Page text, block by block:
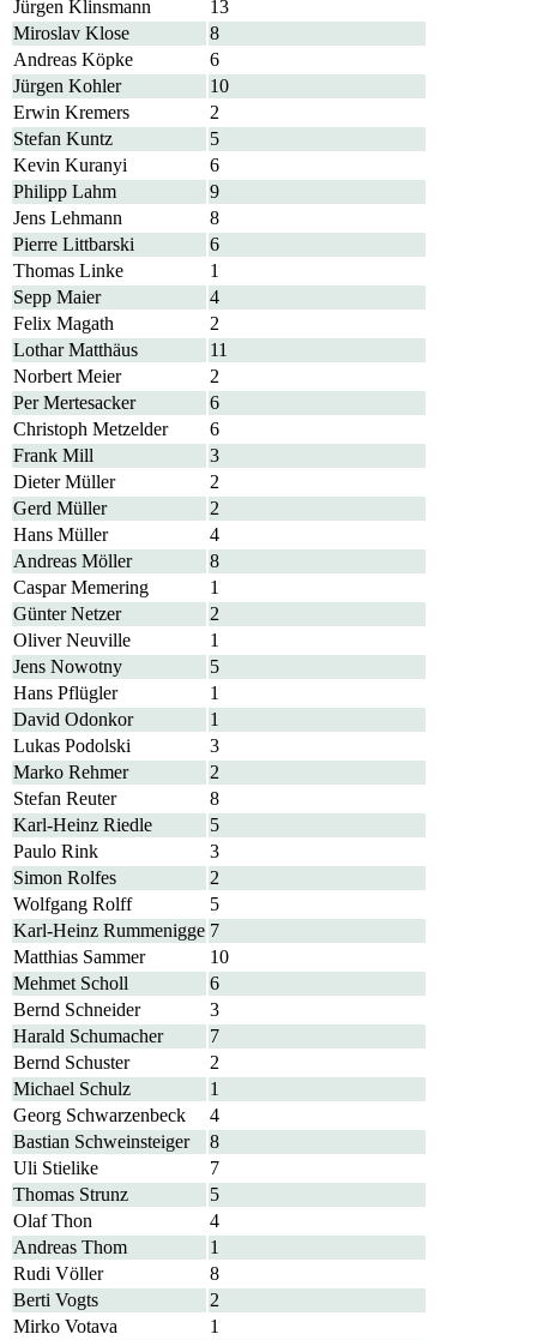
Jürgen Klinsmann
13
Miroslav Klose
8
Andreas Köpke
6
Jürgen Kohler
10
Erwin Kremers
2
Stefan Kuntz
5
Kevin Kuranyi
6
Philipp Lahm
9
Jens Lehmann
8
Pierre Littbarski
6
Thomas Linke
1
Sepp Maier
4
Felix Magath
2
Lothar Matthäus
11
Norbert Meier
2
Per Mertesacker
6
Christoph Metzelder
6
Frank Mill
3
Dieter Müller
2
Gerd Müller
2
Hans Müller
4
Andreas Möller
8
Caspar Memering
1
Günter Netzer
2
Oliver Neuville
1
Jens Nowotny
5
Hans Pflügler
1
David Odonkor
1
Lukas Podolski
3
Marko Rehmer
2
Stefan Reuter
8
Karl-Heinz Riedle
5
Paulo Rink
3
Simon Rolfes
2
Wolfgang Rolff
5
Karl-Heinz Rummenigge 7
Matthias Sammer
10
Mehmet Scholl
6
Bernd Schneider
3
Harald Schumacher
7
Bernd Schuster
2
Michael Schulz
1
Georg Schwarzenbeck
4
Bastian Schweinsteiger
8
Uli Stielike
7
Thomas Strunz
5
Olaf Thon
4
Andreas Thom
1
Rudi Völler
8
Berti Vogts
2
Mirko Votava
1